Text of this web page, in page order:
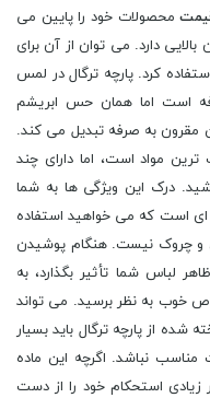
محصولات خود را پایین می
دارد. می توان از آن برای
کرد. پارچه ترگال در لمس
است اما همان حس ابریشم
مقرون به صرفه تبدیل می ‌کند.
مواد است، اما دارای چند
درک این ویژگی ها به شما
است که می خواهید استفاده
و چروک نیست. هنگام پوشیدن
لباس شما تأثیر بگذارد، به
خوب به نظر برسید. می تواند
از پارچه ترگال باید بسیار
نباشد. اگرچه این ماده
استحکام خود را از دست